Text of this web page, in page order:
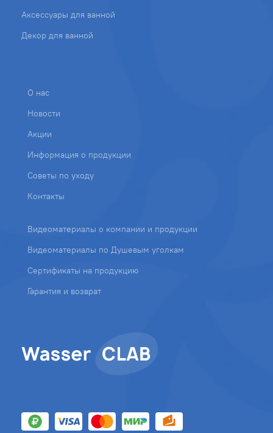
О нас
Новости
Акции
Информация о продукции
Советы по уходу
Контакты
Видеоматериалы о компании и продукции
Видеоматериалы по Душевым уголкам
Сертификаты на продукцию
Гарантия и возврат
Аксессуары для ванной
Декор для ванной